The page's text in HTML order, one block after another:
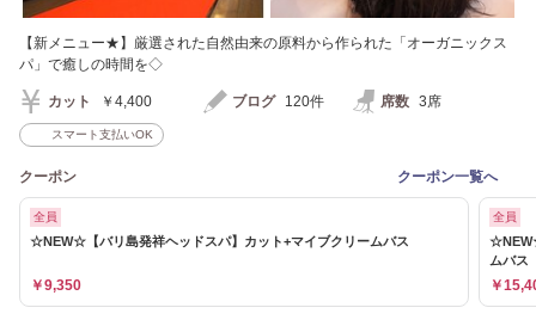
【新メニュー★】厳選された自然由来の原料から作られた「オーガニックス
パ」で癒しの時間を◇
カット ￥4,400 ブログ 120件 席数 3席
スマート支払いOK
クーポン クーポン一覧へ
全員
☆NEW☆【バリ島発祥ヘッドスパ】カット+マイブクリームバス
￥9,350
全員
ムバス
￥